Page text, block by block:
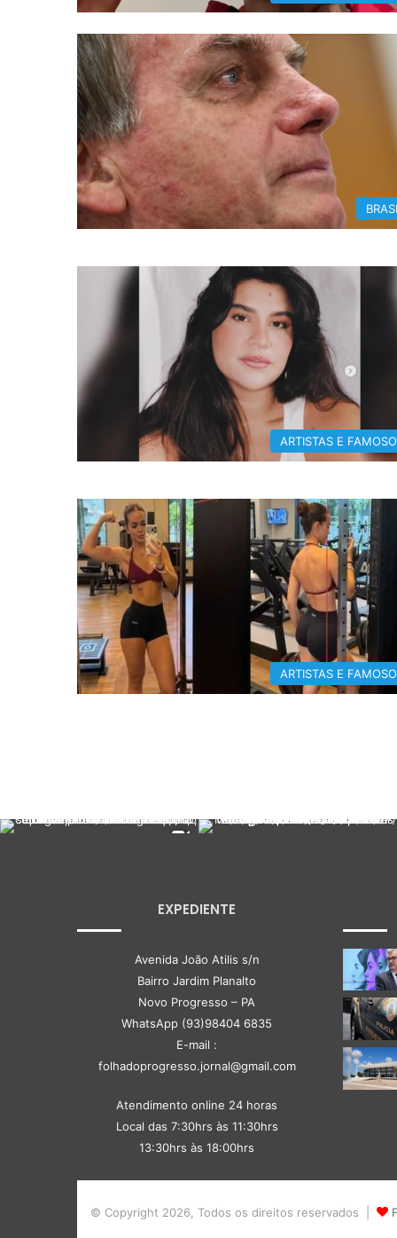
ARTISTAS E
ARTISTAS E
EXPEDIENTE
Avenida João Atilis s/n
Bairro Jardim Planalto
Novo Progresso – PA
WhatsApp (93)98404 6835
E-mail :
folhadoprogresso.jornal@gmail.com
Atendimento online 24 horas
Local das 7:30hrs às 11:30hrs
13:30hrs às 18:00hrs
© Copyright 2026, Todos os direitos reservados |